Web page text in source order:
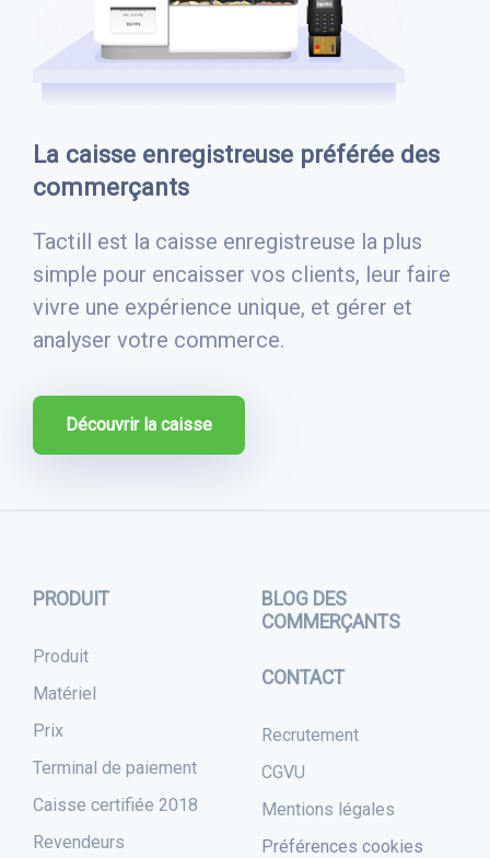
La caisse enregistreuse préférée des
commerçants
Tactill est la caisse enregistreuse la plus
simple pour encaisser vos clients, leur faire
vivre une expérience unique, et gérer et
analyser votre commerce.
Découvrir la caisse
PRODUIT
Produit
Matériel
Prix
Terminal de paiement
Caisse certifiée 2018
Revendeurs
BLOG DES
COMMERÇANTS
CONTACT
Recrutement
CGVU
Mentions légales
Préférences cookies